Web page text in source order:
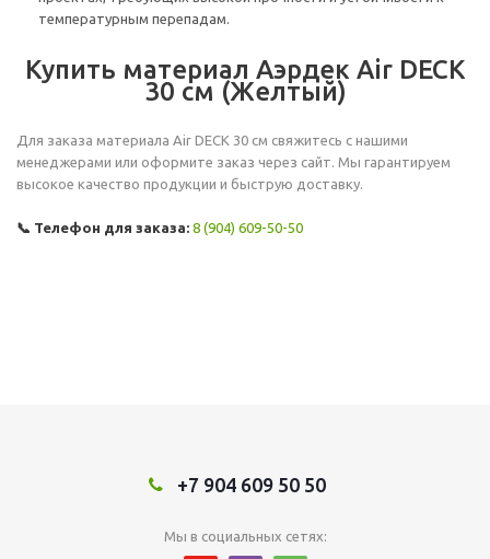
температурным перепадам.
Купить материал Аэрдек Air DECK
30 см (Желтый)
Для заказа материала Air DECK 30 см свяжитесь с нашими
менеджерами или оформите заказ через сайт. Мы гарантируем
высокое качество продукции и быструю доставку.
📞 Телефон для заказа: 8 (904) 609-50-50
+7 904 609 50 50
Мы в социальных сетях: